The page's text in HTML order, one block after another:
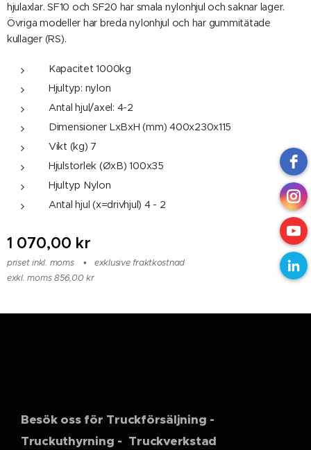
hjulaxlar. SF10 och SF20 har smala nylonhjul och saknar lager.
Övriga modeller har breda nylonhjul och har gummitätade
kullager (RS).
Kapacitet 1000kg
Hjultyp: nylon
Antal hjul/axel: 4-2
Dimensioner LxBxH (mm) 400x230x115
Vikt (kg) 7
Hjulstorlek (ØxB) 100x35
Hjultyp Nylon
Antal hjul (x=drivhjul) 4 - 2
1 070,00 kr
priset inkl. moms
exklusive fraktkostnad
exkl. moms 856,00 kr
Besök oss för Truckförsäljning -
Truckuthyrning - Truckverkstad